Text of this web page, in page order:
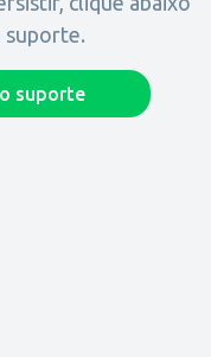
suporte.
suporte